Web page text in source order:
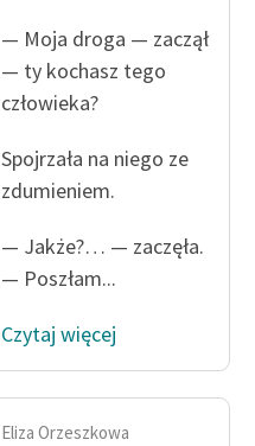
— Moja droga — zaczął
— ty kochasz tego
człowieka?
Spojrzała na niego ze
zdumieniem.
— Jakże?… — zaczęła.
— Poszłam...
Czytaj więcej
Eliza Orzeszkowa